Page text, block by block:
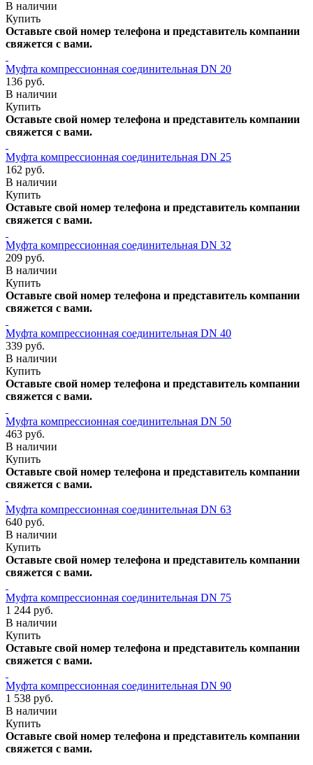
В наличии
Купить
Оставьте свой номер телефона и представитель компании
свяжется с вами.
Муфта компрессионная соединительная DN 20
136 руб.
В наличии
Купить
Оставьте свой номер телефона и представитель компании
свяжется с вами.
Муфта компрессионная соединительная DN 25
162 руб.
В наличии
Купить
Оставьте свой номер телефона и представитель компании
свяжется с вами.
Муфта компрессионная соединительная DN 32
209 руб.
В наличии
Купить
Оставьте свой номер телефона и представитель компании
свяжется с вами.
Муфта компрессионная соединительная DN 40
339 руб.
В наличии
Купить
Оставьте свой номер телефона и представитель компании
свяжется с вами.
Муфта компрессионная соединительная DN 50
463 руб.
В наличии
Купить
Оставьте свой номер телефона и представитель компании
свяжется с вами.
Муфта компрессионная соединительная DN 63
640 руб.
В наличии
Купить
Оставьте свой номер телефона и представитель компании
свяжется с вами.
Муфта компрессионная соединительная DN 75
1 244 руб.
В наличии
Купить
Оставьте свой номер телефона и представитель компании
свяжется с вами.
Муфта компрессионная соединительная DN 90
1 538 руб.
В наличии
Купить
Оставьте свой номер телефона и представитель компании
свяжется с вами.